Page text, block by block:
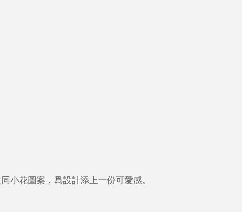
小花圖案，爲設計添上一份可愛感。